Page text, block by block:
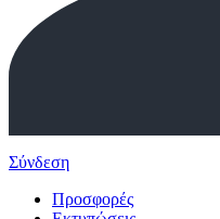
Σύνδεση
Προσφορές